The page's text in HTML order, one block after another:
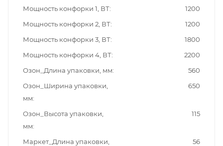
Мощность конфорки 1, ВТ
1200
Мощность конфорки 2, ВТ
1200
Мощность конфорки 3, ВТ
1800
Мощность конфорки 4, ВТ
2200
Озон_Длина упаковки, мм
560
Озон_Ширина упаковки,
мм
650
Озон_Высота упаковки,
мм
115
Маркет_Длина упаковки,
56